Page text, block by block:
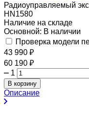
Радиоуправляемый
HN1580
Наличие на складе
Основной: В наличии
Проверка модели
43 990 ₽
60 190 ₽
1
В корзину
Описание